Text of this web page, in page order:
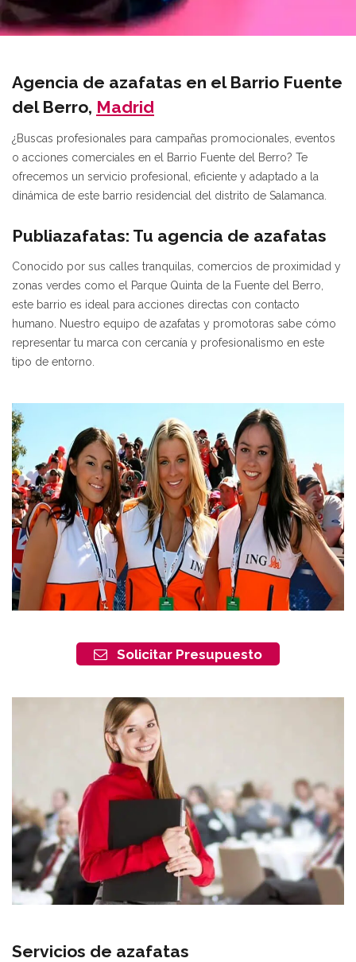
Agencia de azafatas en el Barrio Fuente
del Berro, Madrid
¿Buscas profesionales para campañas promocionales, eventos
o acciones comerciales en el Barrio Fuente del Berro? Te
ofrecemos un servicio profesional, eficiente y adaptado a la
dinámica de este barrio residencial del distrito de Salamanca.
Publiazafatas: Tu agencia de azafatas
Conocido por sus calles tranquilas, comercios de proximidad y
zonas verdes como el Parque Quinta de la Fuente del Berro,
este barrio es ideal para acciones directas con contacto
humano. Nuestro equipo de azafatas y promotoras sabe cómo
representar tu marca con cercanía y profesionalismo en este
tipo de entorno.
Solicitar Presupuesto
Servicios de azafatas